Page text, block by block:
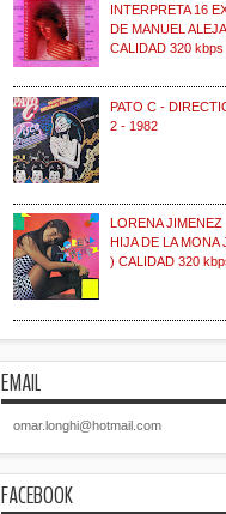
INTERPRETA 16
DE MANUEL
CALIDAD 320 kbps
PATO C -
2 - 1982
LORENA
HIJA DE LA MONA
) CALIDAD 320
EMAIL
omar.longhi@hotmail.com
FACEBOOK